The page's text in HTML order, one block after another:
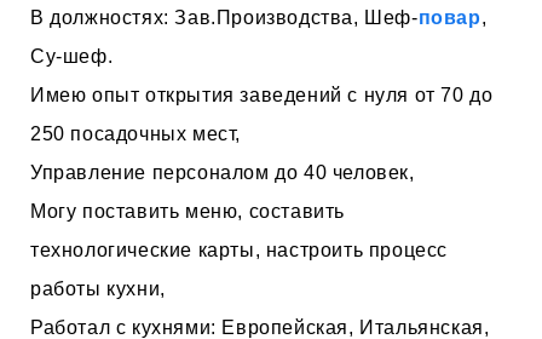
В должностях: Зав.Производства, Шеф-повар,
Су-шеф.
Имею опыт открытия заведений с нуля от 70 до
250 посадочных мест,
Управление персоналом до 40 человек,
Могу поставить меню, составить
технологические карты, настроить процесс
работы кухни,
Работал с кухнями: Европейская, Итальянская,